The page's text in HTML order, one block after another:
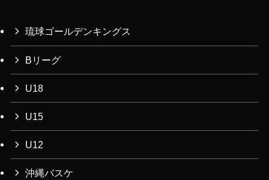
ブ
琉球ゴールデンキングス
Bリーグ
U18
U15
U12
沖縄バスケ